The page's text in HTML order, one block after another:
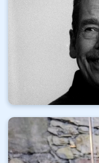
Všechny články
Míříme na
filmový festival
Číst dále